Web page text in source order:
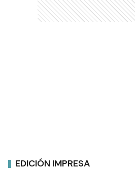
EDICIÓN IMPRESA